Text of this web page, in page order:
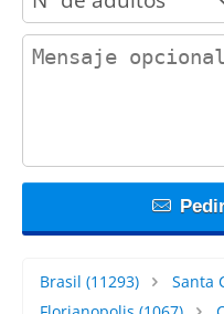
contact_message
Brasil (11293) Santa